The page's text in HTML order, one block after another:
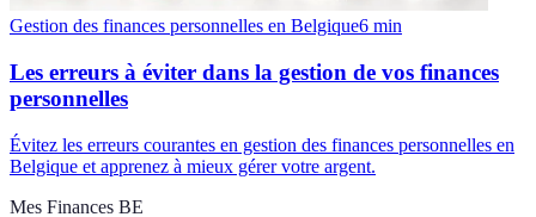
Gestion des finances personnelles en Belgique6 min
Les erreurs à éviter dans la gestion de vos finances
personnelles
Évitez les erreurs courantes en gestion des finances personnelles en
Belgique et apprenez à mieux gérer votre argent.
Mes Finances BE